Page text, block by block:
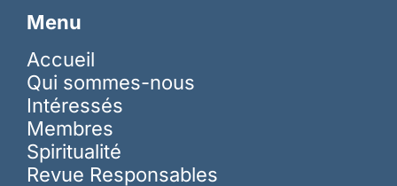
Menu
Accueil
Qui sommes-nous
Intéressés
Membres
Spiritualité
Revue Responsables